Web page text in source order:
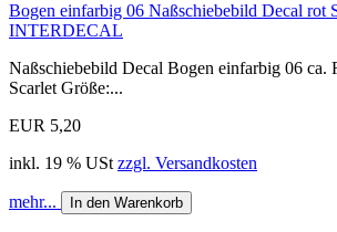
Bogen einfarbig 06 Naßschiebebild Decal rot
INTERDECAL
Naßschiebebild Decal Bogen einfarbig 06 ca.
Scarlet Größe:...
EUR 5,20
inkl. 19 % USt zzgl. Versandkosten
mehr... In den Warenkorb